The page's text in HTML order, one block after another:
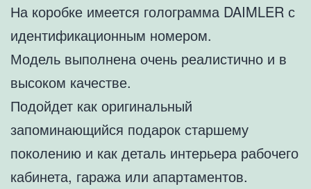
На коробке имеется голограмма DAIMLER с
идентификационным номером.
Модель выполнена очень реалистично и в
высоком качестве.
Подойдет как оригинальный
запоминающийся подарок старшему
поколению и как деталь интерьера рабочего
кабинета, гаража или апартаментов.